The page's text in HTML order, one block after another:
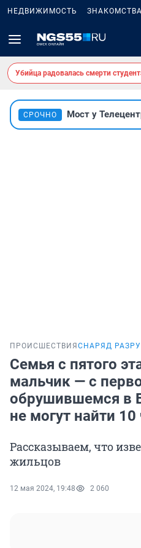
НЕДВИЖИМОСТЬ ЗНАКОМСТВА
Убийца радовалась смерти
СРОЧНО Мост у
ПРОИСШЕСТВИЯ СНАРЯД
Семья с пятого
мальчик — с
обрушившемся в
не могут найти
Рассказываем, что
жильцов
12 мая 2024, 19:48 2 060